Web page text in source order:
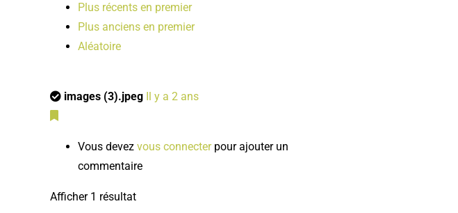
Plus récents en premier
Plus anciens en premier
Aléatoire
images (3).jpeg Il y a 2 ans
Vous devez vous connecterpour ajouter un
commentaire
Afficher 1 résultat